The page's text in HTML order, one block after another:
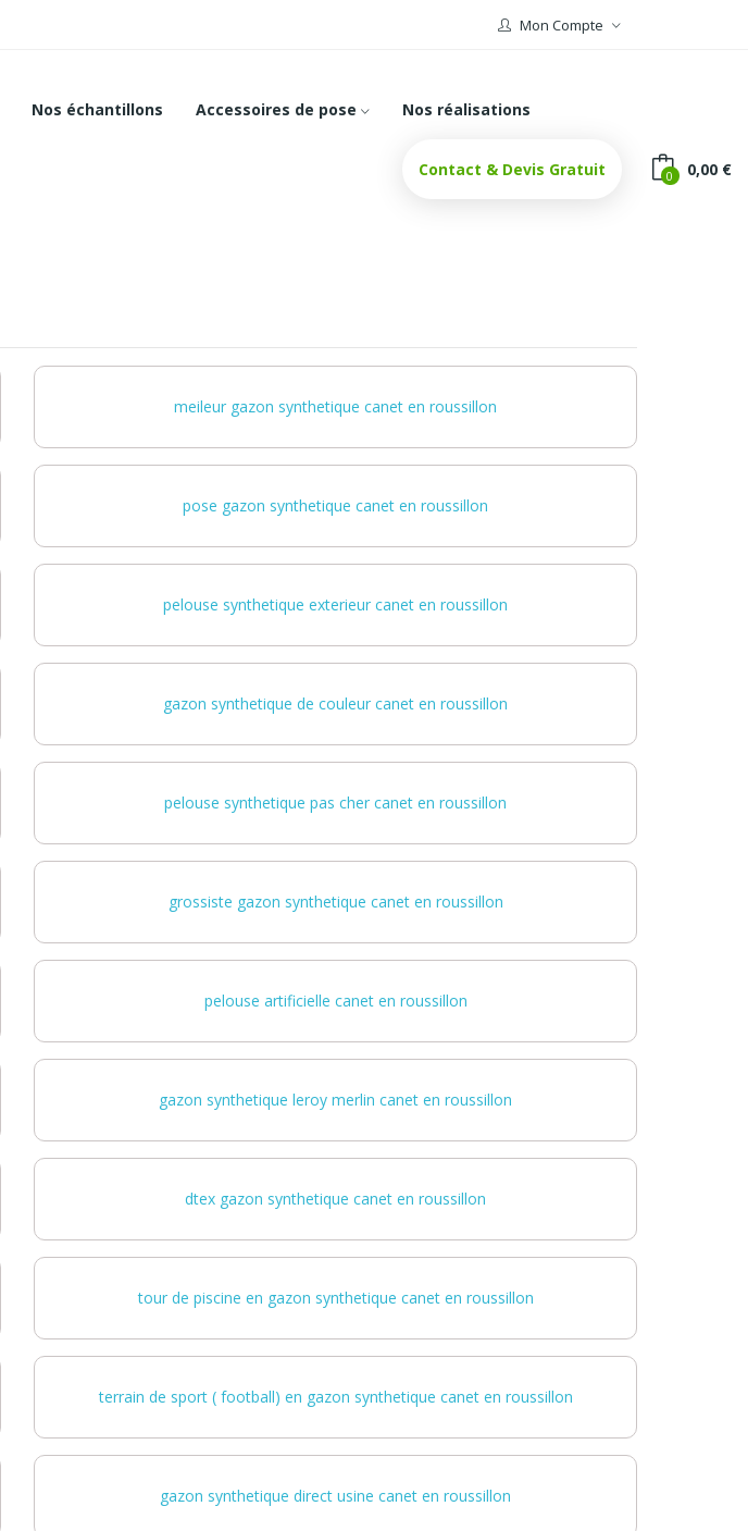
Mon Compte
Nos échantillons Accessoires de pose Nos réalisations
Contact & Devis Gratuit 0 0,00 €
meileur gazon synthetique canet en roussillon
pose gazon synthetique canet en roussillon
pelouse synthetique exterieur canet en roussillon
gazon synthetique de couleur canet en roussillon
pelouse synthetique pas cher canet en roussillon
grossiste gazon synthetique canet en roussillon
pelouse artificielle canet en roussillon
gazon synthetique leroy merlin canet en roussillon
dtex gazon synthetique canet en roussillon
tour de piscine en gazon synthetique canet en roussillon
terrain de sport ( football) en gazon synthetique canet en roussillon
gazon synthetique direct usine canet en roussillon